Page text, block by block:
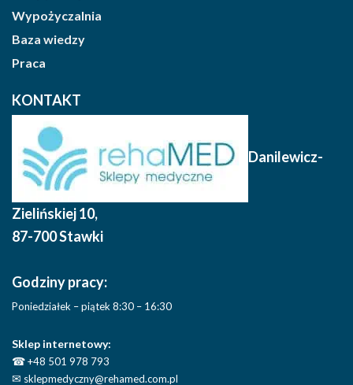
Wypożyczalnia
Baza wiedzy
Praca
KONTAKT
Danilewicz-
Zielińskiej 10,
87-700 Stawki
Godziny pracy:
Poniedziałek – piątek 8:30 – 16:30
Sklep internetowy:
☎+48 501 978 793
✉ sklepmedyczny@rehamed.com.pl